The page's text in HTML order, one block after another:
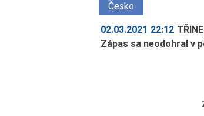
Česko
02.03.2021 22:12
Zápas sa neodohral v